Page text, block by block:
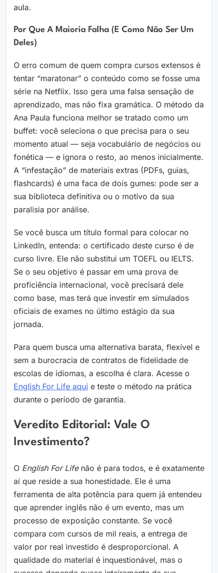
aula.
Por Que A Maioria Falha (e Como Não Ser Um
Deles)
O erro comum de quem compra cursos extensos é
tentar “maratonar” o conteúdo como se fosse uma
série na Netflix. Isso gera uma falsa sensação de
aprendizado, mas não fixa gramática. O método da
Ana Paula funciona melhor se tratado como um
buffet: você seleciona o que precisa para o seu
momento atual — seja vocabulário de negócios ou
fonética — e ignora o resto, ao menos inicialmente.
A “infestação” de materiais extras (PDFs, guias,
flashcards) é uma faca de dois gumes: pode ser a
sua biblioteca definitiva ou o motivo da sua
paralisia por análise.
Se você busca um título formal para colocar no
LinkedIn, entenda: o certificado deste curso é de
curso livre. Ele não substitui um TOEFL ou IELTS.
Se o seu objetivo é passar em uma prova de
proficiência internacional, você precisará dele
como base, mas terá que investir em simulados
oficiais de exames no último estágio da sua
jornada.
Para quem busca uma alternativa barata, flexível e
sem a burocracia de contratos de fidelidade de
escolas de idiomas, a escolha é clara. Acesse o
English For Life aqui e teste o método na prática
durante o período de garantia.
Veredito Editorial: Vale O
Investimento?
O English For Lifenão é para todos, e é exatamente
aí que reside a sua honestidade. Ele é uma
ferramenta de alta potência para quem já entendeu
que aprender inglês não é um evento, mas um
processo de exposição constante. Se você
compara com cursos de mil reais, a entrega de
valor por real investido é desproporcional. A
qualidade do material é inquestionável, mas o